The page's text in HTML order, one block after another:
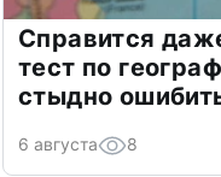
Справится
тест по
стыдно
6 августа 8